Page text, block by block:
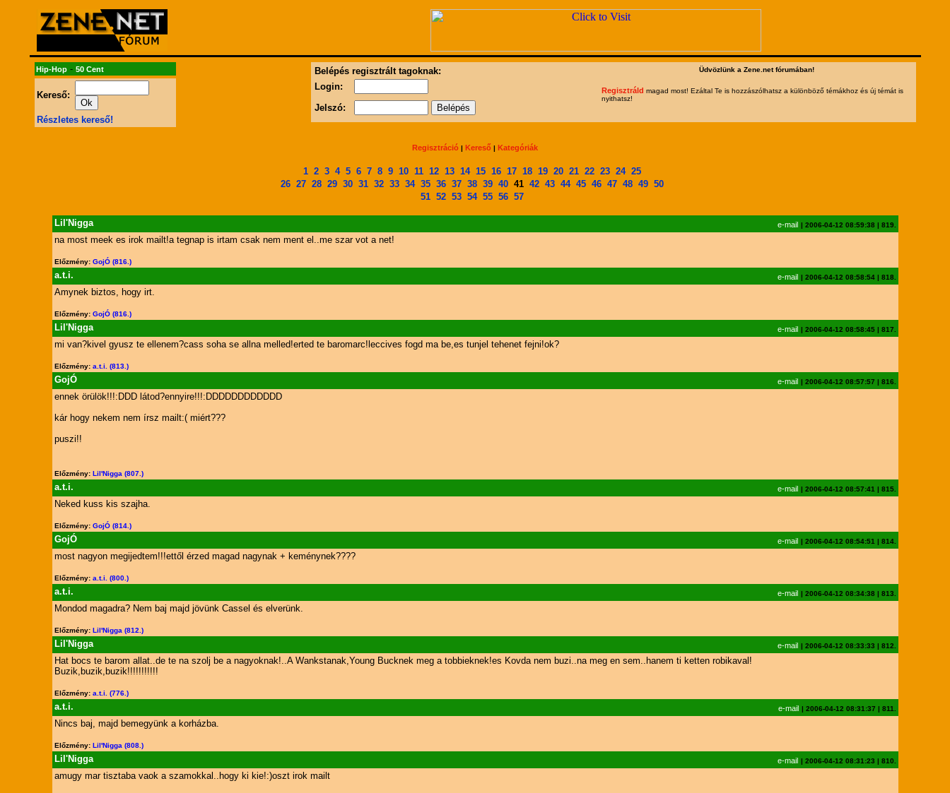
Hip-Hop- 50 Cent
Kereső:
Részletes kereső!
Belépés regisztrált tagoknak:
Login:
Jelszó:
Üdvözlünk a Zene.net fórumában!
Regisztráld magad most! Ezáltal Te is hozzászólhatsz a különböző témákhoz és új témát is
nyithatsz!
Regisztráció | Kereső | Kategóriák
1 2 3 4 5 6 7 8 9 10 11 12 13 14 15 16 17 18 19 20 21 22 23 24 25
26 27 28 29 30 31 32 33 34 35 36 37 38 39 40 41 42 43 44 45 46 47 48 49 50
51 52 53 54 55 56 57
Lil'Nigga e-mail | 2006-04-12 08:59:38 | 819.
na most meek es irok mailt!a tegnap is irtam csak nem ment el..me szar vot a net!
Előzmény: GojÓ (816.)
a.t.i. e-mail | 2006-04-12 08:58:54| 818.
Amynek biztos, hogy irt.
Előzmény: GojÓ (816.)
Lil'Nigga e-mail | 2006-04-12 08:58:45| 817.
mi van?kivel gyusz te ellenem?cass soha se allna melled!erted te baromarc!leccives fogd ma be,es tunjel tehenet fejni!ok?
Előzmény: a.t.i. (813.)
GojÓ e-mail | 2006-04-12 08:57:57 | 816.
ennek örülök!!!:DDD látod?ennyire!!!:DDDDDDDDDDDD
kár hogy nekem nem írsz mailt:( miért???
puszi!!
Előzmény: Lil'Nigga (807.)
a.t.i. e-mail | 2006-04-12 08:57:41 | 815.
Neked kuss kis szajha.
Előzmény: GojÓ (814.)
GojÓ e-mail | 2006-04-12 08:54:51 | 814.
most nagyon megijedtem!!!ettől érzed magad nagynak + keménynek????
Előzmény: a.t.i. (800.)
a.t.i. e-mail | 2006-04-12 08:34:38 | 813.
Mondod magadra? Nem baj majd jövünk Cassel és elverünk.
Előzmény: Lil'Nigga (812.)
Lil'Nigga e-mail | 2006-04-12 08:33:33 | 812.
Hat bocs te barom allat..de te na szolj be a nagyoknak!..A Wankstanak,Young Bucknek meg a tobbieknek!es Kovda nem buzi..na meg en sem..hanem ti ketten robikaval!
Buzik,buzik,buzik!!!!!!!!!!!
Előzmény: a.t.i. (776.)
a.t.i. e-mail | 2006-04-12 08:31:37 | 811.
Nincs baj, majd bemegyünk a korházba.
Előzmény: Lil'Nigga (808.)
Lil'Nigga e-mail | 2006-04-12 08:31:23 | 810.
amugy mar tisztaba vaok a szamokkal..hogy ki kie!:)oszt irok mailt